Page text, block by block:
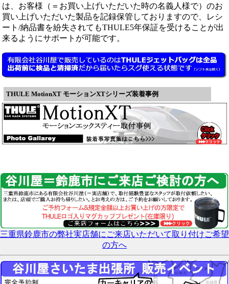
は、お客様（＝お買い上げいただいた時の名義人様で）のお
買い上げいただいた製品を記録保管しておりますので、レシ
ート/納品書を紛失されてもTHULE5年保証を受けることが出
来るようにサポートが可能です。
THULE MotionXT モーションXTシリーズ装着事例
三重県鈴鹿市の弊社実店舗にご来店いただいて取り付けご希望
の方へ